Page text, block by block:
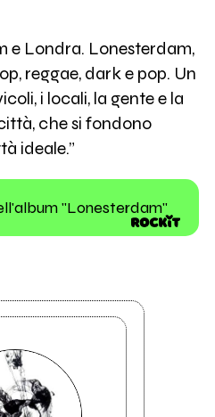
e Londra. Lonesterdam,
reggae, dark e pop. Un
i locali, la gente e la
che si fondono
ideale.”
"Lonesterdam"